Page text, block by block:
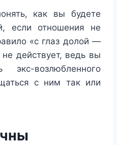
как вы будете
если отношения не
«с глаз долой —
действует, ведь вы
экс-возлюбленного
с ним так или